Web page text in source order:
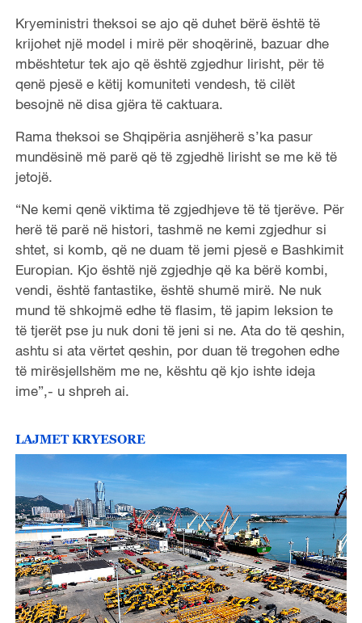
Kryeministri theksoi se ajo që duhet bërë është të
krijohet një model i mirë për shoqërinë, bazuar dhe
mbështetur tek ajo që është zgjedhur lirisht, për të
qenë pjesë e këtij komuniteti vendesh, të cilët
besojnë në disa gjëra të caktuara.
Rama theksoi se Shqipëria asnjëherë s’ka pasur
mundësinë më parë që të zgjedhë lirisht se me kë të
jetojë.
“Ne kemi qenë viktima të zgjedhjeve të të tjerëve. Për
herë të parë në histori, tashmë ne kemi zgjedhur si
shtet, si komb, që ne duam të jemi pjesë e Bashkimit
Europian. Kjo është një zgjedhje që ka bërë kombi,
vendi, është fantastike, është shumë mirë. Ne nuk
mund të shkojmë edhe të flasim, të japim leksion te
të tjerët pse ju nuk doni të jeni si ne. Ata do të qeshin,
ashtu si ata vërtet qeshin, por duan të tregohen edhe
të mirësjellshëm me ne, kështu që kjo ishte ideja
ime”,- u shpreh ai.
LAJMET KRYESORE